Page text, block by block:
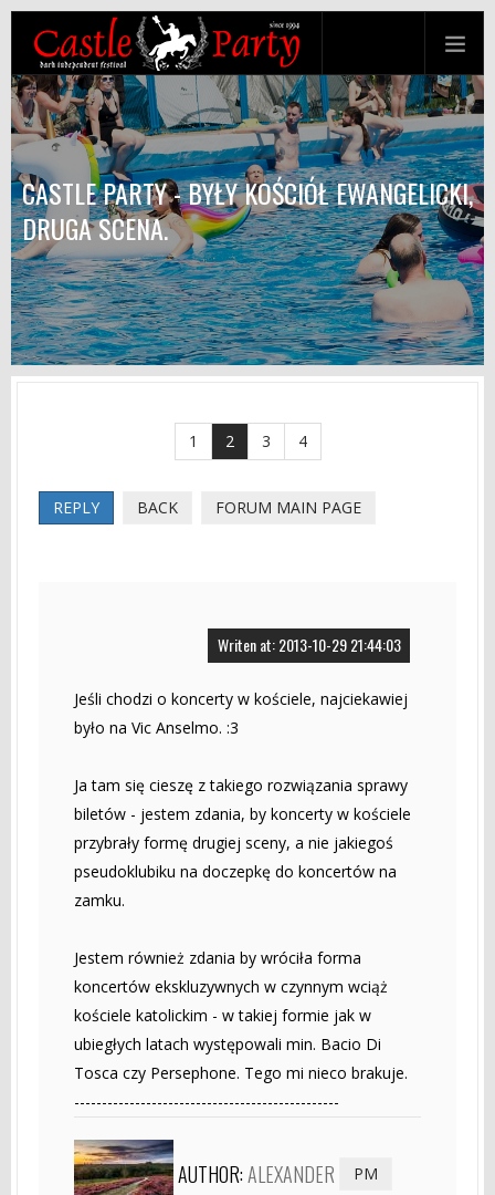
CASTLE PARTY - BYŁY KOŚCIÓŁ EWANGELICKI,
DRUGA SCENA.
1 2 3 4
REPLY BACK FORUM MAIN PAGE
Writen at: 2013-10-29 21:44:03
Jeśli chodzi o koncerty w kościele, najciekawiej
było na Vic Anselmo. :3
Ja tam się cieszę z takiego rozwiązania sprawy
biletów - jestem zdania, by koncerty w kościele
przybrały formę drugiej sceny, a nie jakiegoś
pseudoklubiku na doczepkę do koncertów na
zamku.
Jestem również zdania by wróciła forma
koncertów ekskluzywnych w czynnym wciąż
kościele katolickim - w takiej formie jak w
ubiegłych latach występowali min. Bacio Di
Tosca czy Persephone. Tego mi nieco brakuje.
------------------------------------------------
AUTHOR:ALEXANDER PM